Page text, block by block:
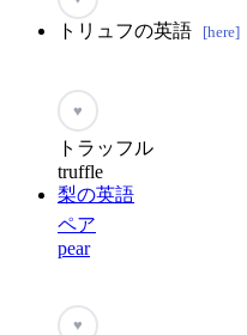
トリュフの英語 [here]
♥
トラッフル
truffle
梨の英語
ペア
pear
♥